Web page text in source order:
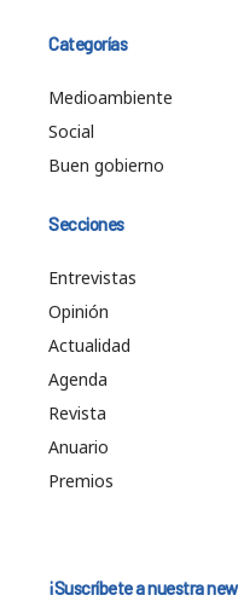
Categorías
Medioambiente
Social
Buen gobierno
Secciones
Entrevistas
Opinión
Actualidad
Agenda
Revista
Anuario
Premios
¡Suscríbete a nuestra